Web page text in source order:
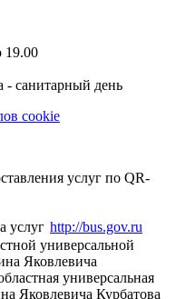
19.00
- санитарный день
cookie
услуг по QR-
http://bus.gov.ru
универсальной
Яковлевича
универсальная
Яковлевича Курбатова